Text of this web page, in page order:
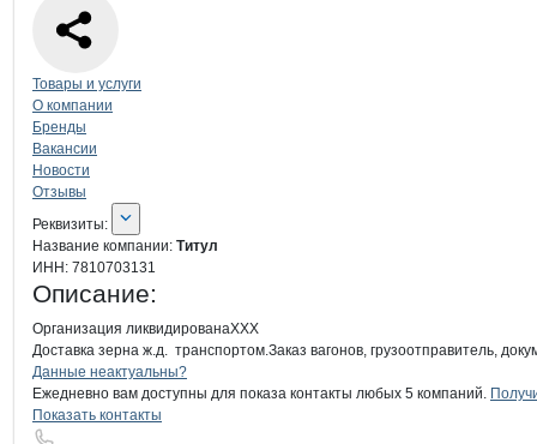
Навигация по странице
Товары и услуги
О компании
Бренды
Вакансии
Новости
Отзывы
О компании
Реквизиты
Реквизиты:
Название компании: Титул
ИНН: 7810703131
Описание:
Организация ликвидированаХХХ
Доставка зерна ж.д.  транспортом.Заказ вагонов, грузоотправитель,
Контактыкомпании
+7(800)000-00-..
Данные неактуальны?
Ежедневно вам доступны для показа контакты любых 5 компаний.
Показать контакты